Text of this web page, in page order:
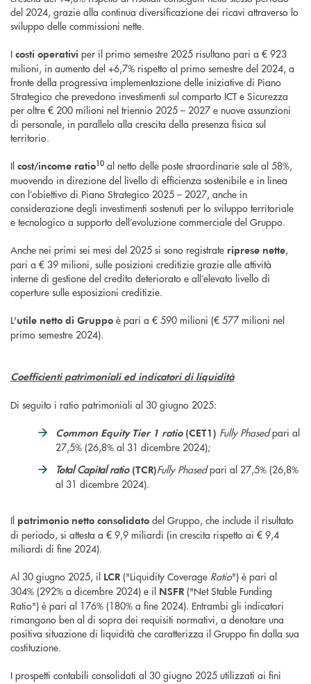
del 2024, grazie alla continua diversificazione dei ricavi attraverso lo
sviluppo delle commissioni nette.
I costi operativi per il primo semestre 2025 risultano pari a € 923
milioni, in aumento del +6,7% rispetto al primo semestre del 2024, a
fronte della progressiva implementazione delle iniziative di Piano
Strategico che prevedono investimenti sul comparto ICT e Sicurezza
per oltre € 200 milioni nel triennio 2025 – 2027 e nuove assunzioni
di personale, in parallelo alla crescita della presenza fisica sul
territorio.
Il cost/income ratio10 al netto delle poste straordinarie sale al 58%,
muovendo in direzione del livello di efficienza sostenibile e in linea
con l’obiettivo di Piano Strategico 2025 – 2027, anche in
considerazione degli investimenti sostenuti per lo sviluppo territoriale
e tecnologico a supporto dell’evoluzione commerciale del Gruppo.
Anche nei primi sei mesi del 2025 si sono registrate riprese nette,
pari a € 39 milioni, sulle posizioni creditizie grazie alle attività
interne di gestione del credito deteriorato e all’elevato livello di
coperture sulle esposizioni creditizie.
L'utile netto di Gruppo è pari a € 590 milioni (€ 577 milioni nel
primo semestre 2024).
Coefficienti patrimoniali ed indicatori di liquidità
Di seguito i ratio patrimoniali al 30 giugno 2025:
Common Equity Tier 1 ratio (CET1) Fully Phasedpari al
27,5% (26,8% al 31 dicembre 2024);
Total Capital ratio(TCR)Fully Phasedpari al 27,5% (26,8%
al 31 dicembre 2024).
Il patrimonio netto consolidato del Gruppo, che include il risultato
di periodo, si attesta a € 9,9 miliardi (in crescita rispetto ai € 9,4
miliardi di fine 2024).
Al 30 giugno 2025, il LCR ("Liquidity Coverage Ratio") è pari al
304% (292% a dicembre 2024) e il NSFR ("Net Stable Funding
Ratio") è pari al 176% (180% a fine 2024). Entrambi gli indicatori
rimangono ben al di sopra dei requisiti normativi, a denotare una
positiva situazione di liquidità che caratterizza il Gruppo fin dalla sua
costituzione.
I prospetti contabili consolidati al 30 giugno 2025 utilizzati ai fini